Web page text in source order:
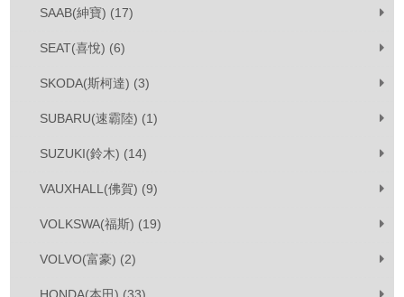
SAAB(紳寶) (17)
SEAT(喜悅) (6)
SKODA(斯柯達) (3)
SUBARU(速霸陸) (1)
SUZUKI(鈴木) (14)
VAUXHALL(佛賀) (9)
VOLKSWA(福斯) (19)
VOLVO(富豪) (2)